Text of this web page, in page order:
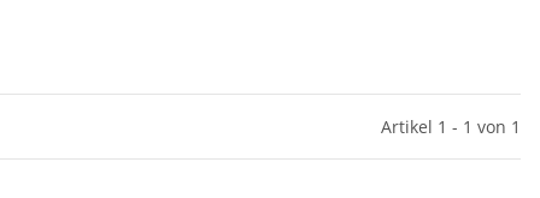
Artikel 1 - 1 von 1